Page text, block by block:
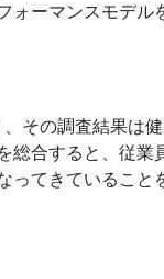
ーマンスモデル
その調査結果は
総合すると、従業
てきていること